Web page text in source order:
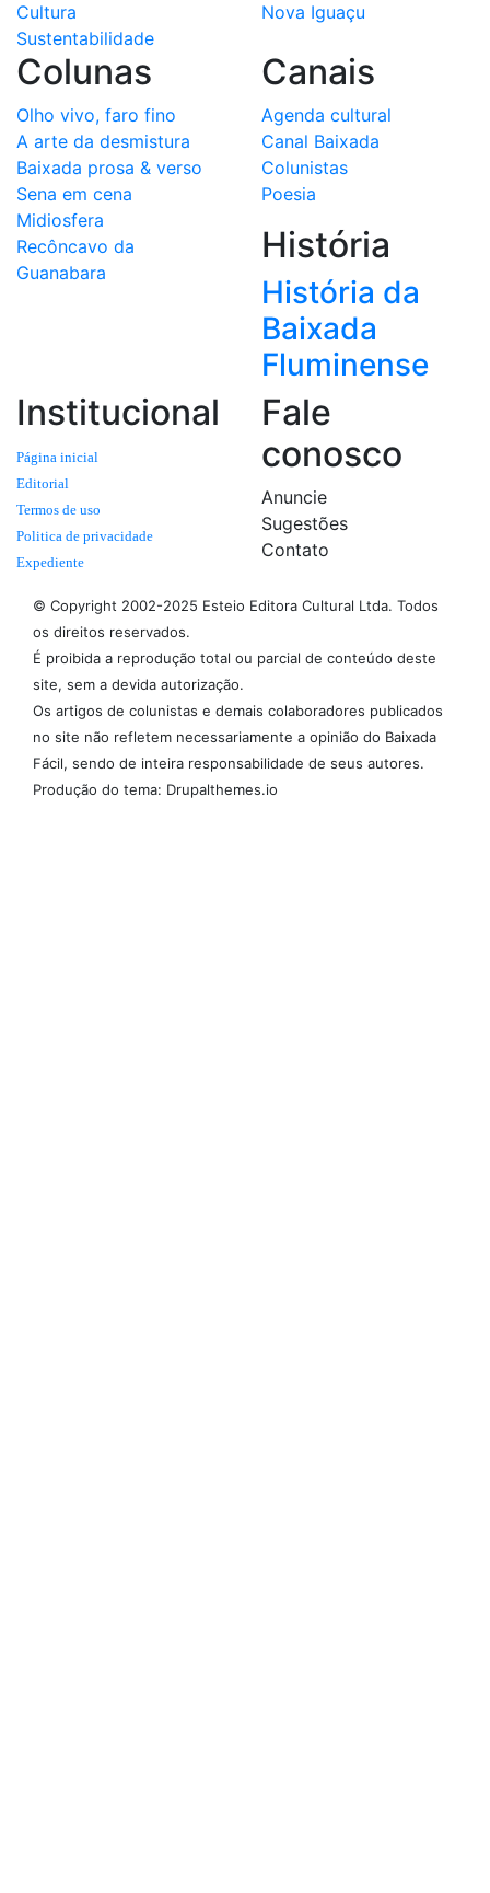
Cultura
Sustentabilidade
Nova Iguaçu
Colunas
Olho vivo, faro fino
A arte da desmistura
Baixada prosa & verso
Sena em cena
Midiosfera
Recôncavo da
Guanabara
Canais
Agenda cultural
Canal Baixada
Colunistas
Poesia
História
História da
Baixada
Fluminense
Institucional
Página inicial
Editorial
Termos de uso
Politica de privacidade
Expediente
Fale
conosco
Anuncie
Sugestões
Contato
© Copyright 2002-2025 Esteio Editora Cultural Ltda. Todos
os direitos reservados.
É proibida a reprodução total ou parcial de conteúdo deste
site, sem a devida autorização.
Os artigos de colunistas e demais colaboradores publicados
no site não refletem necessariamente a opinião do Baixada
Fácil, sendo de inteira responsabilidade de seus autores.
Produção do tema: Drupalthemes.io